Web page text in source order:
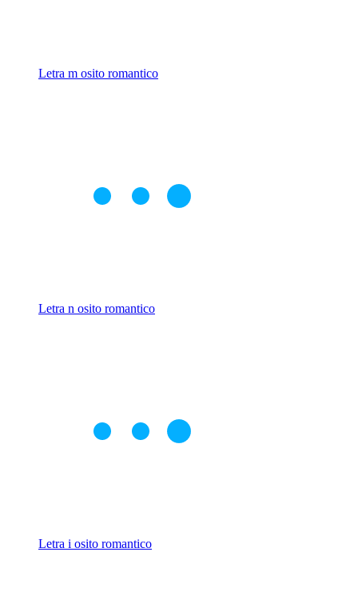
Letra m osito romantico
Letra n osito romantico
Letra i osito romantico